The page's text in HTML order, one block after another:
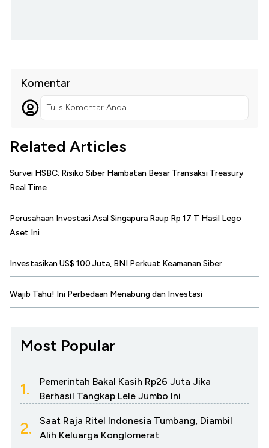
Komentar
Tulis Komentar Anda...
Related Articles
Survei HSBC: Risiko Siber Hambatan Besar Transaksi Treasury
Real Time
Perusahaan Investasi Asal Singapura Raup Rp 17 T Hasil Lego
Aset Ini
Investasikan US$ 100 Juta, BNI Perkuat Keamanan Siber
Wajib Tahu! Ini Perbedaan Menabung dan Investasi
Most Popular
1.
Pemerintah Bakal Kasih Rp26 Juta Jika
Berhasil Tangkap Lele Jumbo Ini
2.
Saat Raja Ritel Indonesia Tumbang, Diambil
Alih Keluarga Konglomerat